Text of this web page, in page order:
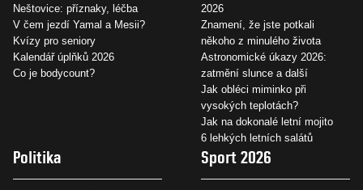
Neštovice: příznaky, léčba
V čem jezdí Yamal a Mesii?
Kvízy pro seniory
Kalendář úplňků 2026
Co je bodycount?
2026
Znamení, že jste potkali
někoho z minulého života
Astronomické úkazy 2026:
zatmění slunce a další
Jak obléci miminko při
vysokých teplotách?
Jak na dokonalé letní mojito
6 lehkých letních salátů
Politika Sport 2026